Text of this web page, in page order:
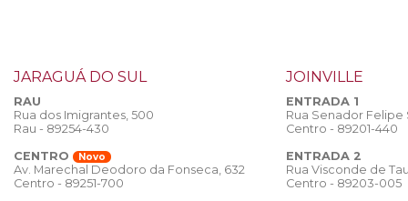
JARAGUÁ DO SUL
RAU
Rua dos Imigrantes, 500
Rau - 89254-430
CENTRO
Novo
Av. Marechal Deodoro da Fonseca, 632
Centro - 89251-700
JOINVILLE
ENTRADA 1
Rua Senador
Centro - 89201-440
ENTRADA 2
Rua Visconde de
Centro - 89203-005